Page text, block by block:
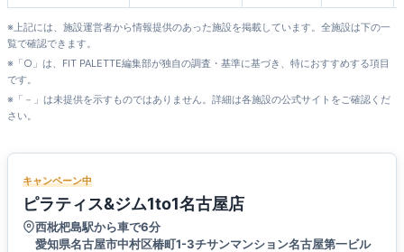
※上記には、施設運営者から情報提供のあった施設を掲載しています。全施設は下の一
覧で確認できます。
※「○」は、FIT PALETTE編集部が独自の調査・基準に基づき、特におすすめする項目
です。
※「－」は未提供を示すものではありません。詳細は各施設の公式サイトをご確認くだ
さい。
キャンペーン中
ピラティス&ジム1to1名古屋店
西枇杷島駅から車で6分
愛知県名古屋市中村区椿町1-3チサンマンション名古屋第一ビル